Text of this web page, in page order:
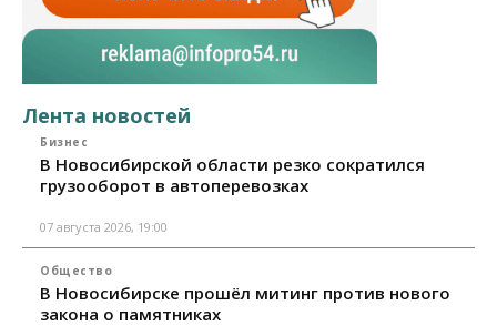
Лента новостей
Бизнес
В Новосибирской области резко сократился
грузооборот в автоперевозках
07 августа 2026, 19:00
Общество
В Новосибирске прошёл митинг против нового
закона о памятниках